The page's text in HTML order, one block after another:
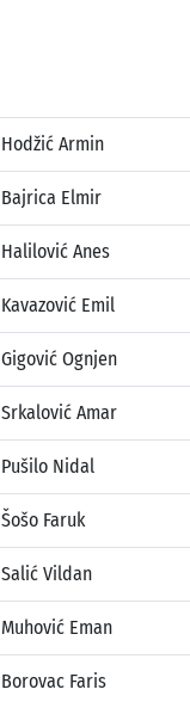
Hodžić Armin
Bajrica Elmir
Halilović Anes
Kavazović Emil
Gigović Ognjen
Srkalović Amar
Pušilo Nidal
Šošo Faruk
Salić Vildan
Muhović Eman
Borovac Faris